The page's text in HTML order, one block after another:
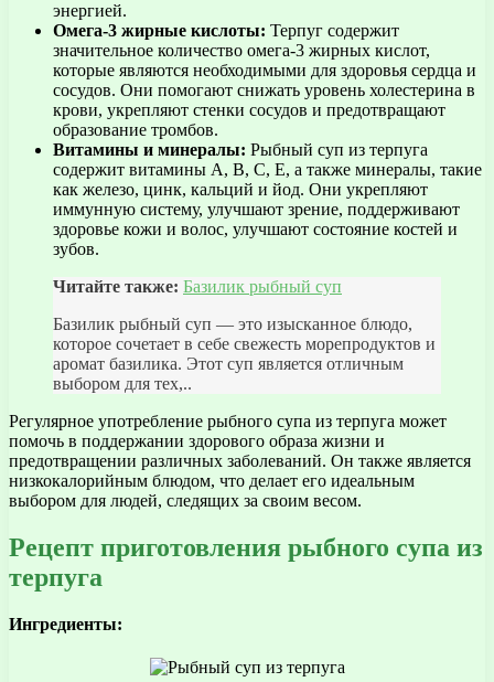
энергией.
Омега-3 жирные кислоты: Терпуг содержит
значительное количество омега-3 жирных кислот,
которые являются необходимыми для здоровья сердца и
сосудов. Они помогают снижать уровень холестерина в
крови, укрепляют стенки сосудов и предотвращают
образование тромбов.
Витамины и минералы: Рыбный суп из терпуга
содержит витамины А, В, С, Е, а также минералы, такие
как железо, цинк, кальций и йод. Они укрепляют
иммунную систему, улучшают зрение, поддерживают
здоровье кожи и волос, улучшают состояние костей и
зубов.
Читайте также: Базилик рыбный суп
Базилик рыбный суп — это изысканное блюдо,
которое сочетает в себе свежесть морепродуктов и
аромат базилика. Этот суп является отличным
выбором для тех,..
Регулярное употребление рыбного супа из терпуга может
помочь в поддержании здорового образа жизни и
предотвращении различных заболеваний. Он также является
низкокалорийным блюдом, что делает его идеальным
выбором для людей, следящих за своим весом.
Рецепт приготовления рыбного супа из
терпуга
Ингредиенты: